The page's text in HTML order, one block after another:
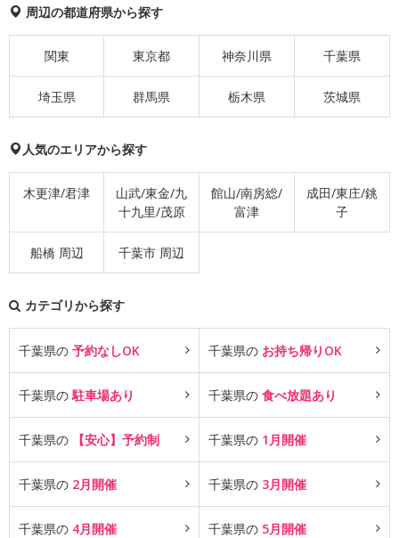
周辺の都道府県から探す
関東 東京都 神奈川県 千葉県
埼玉県 群馬県 栃木県 茨城県
人気のエリアから探す
木更津/君津
山武/東金/九
十九里/茂原
館山/南房総/
富津
成田/東庄/銚
子
船橋 周辺 千葉市 周辺
カテゴリから探す
千葉県の 予約なしOK 千葉県の お持ち帰りOK
千葉県の 駐車場あり 千葉県の 食べ放題あり
千葉県の 【安心】予約制 千葉県の 1月開催
千葉県の 2月開催 千葉県の 3月開催
千葉県の 4月開催 千葉県の 5月開催